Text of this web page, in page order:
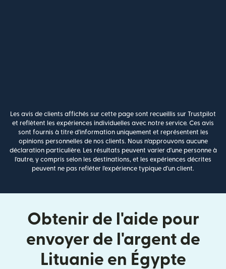
Les avis de clients affichés sur cette page sont recueillis sur Trustpilot
et reflètent les expériences individuelles avec notre service. Ces avis
sont fournis à titre d'information uniquement et représentent les
opinions personnelles de nos clients. Nous n'approuvons aucune
déclaration particulière. Les résultats peuvent varier d'une personne à
l'autre, y compris selon les destinations, et les expériences décrites
peuvent ne pas refléter l'expérience typique d'un client.
Obtenir de l'aide pour
envoyer de l'argent de
Lituanie en Égypte